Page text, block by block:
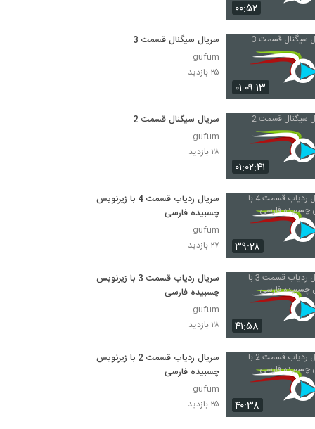
۹۸۸ بازدید
سریال Friends فصل اول قسمت 11
سریال Friends فصل اول قسمت 12
۳۲۳ بازدید
سریال Friends فصل اول قسمت 13
۲,۲۹۹ بازدید
سریال Friends فصل اول قسمت 15
۳۳۹ بازدید
۴۴۸ بازدید
سریال Friends فصل اول قسمت 17
۲۴۲ بازدید
۰۰:۵۲
۰۱:۰۹:۱۳
سریال سیگنال قسمت 3
gufum
۲۵ بازدید
۰۱:۰۲:۴۱
سریال سیگنال قسمت 2
gufum
۲۸ بازدید
۳۹:۲۸
سریال ردیاب قسمت 4 با زیرنویس
چسبیده فارسی
gufum
۲۷ بازدید
۴۱:۵۸
سریال ردیاب قسمت 3 با زیرنویس
چسبیده فارسی
gufum
۲۸ بازدید
۴۰:۳۸
سریال ردیاب قسمت 2 با زیرنویس
چسبیده فارسی
gufum
۲۵ بازدید